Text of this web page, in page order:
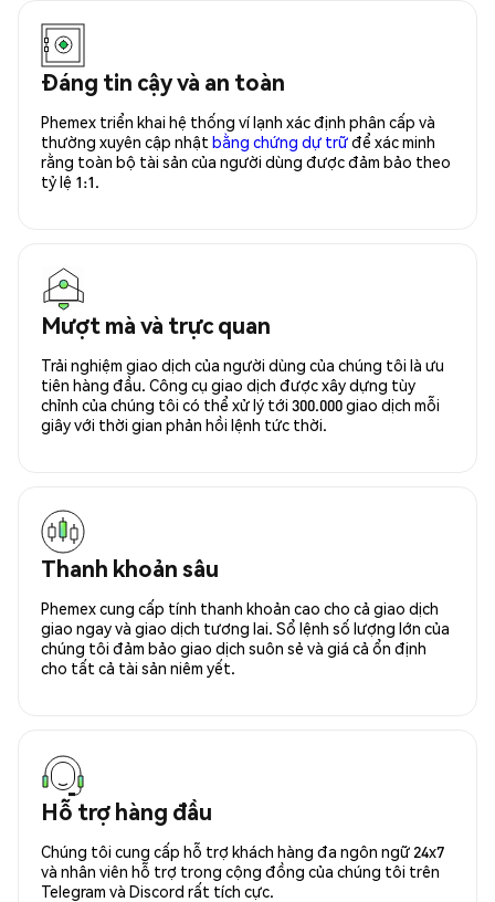
Đáng tin cậy và an toàn
Phemex triển khai hệ thống ví lạnh xác định phân cấp và
thường xuyên cập nhật bằng chứng dự trữđể xác minh
rằng toàn bộ tài sản của người dùng được đảm bảo theo
tỷ lệ 1:1.
Mượt mà và trực quan
Trải nghiệm giao dịch của người dùng của chúng tôi là ưu
tiên hàng đầu. Công cụ giao dịch được xây dựng tùy
chỉnh của chúng tôi có thể xử lý tới 300.000 giao dịch mỗi
giây với thời gian phản hồi lệnh tức thời.
Thanh khoản sâu
Phemex cung cấp tính thanh khoản cao cho cả giao dịch
giao ngay và giao dịch tương lai. Sổ lệnh số lượng lớn của
chúng tôi đảm bảo giao dịch suôn sẻ và giá cả ổn định
cho tất cả tài sản niêm yết.
Hỗ trợ hàng đầu
Chúng tôi cung cấp hỗ trợ khách hàng đa ngôn ngữ 24x7
và nhân viên hỗ trợ trong cộng đồng của chúng tôi trên
Telegram và Discord rất tích cực.